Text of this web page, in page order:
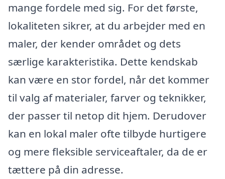
mange fordele med sig. For det første,
lokaliteten sikrer, at du arbejder med en
maler, der kender området og dets
særlige karakteristika. Dette kendskab
kan være en stor fordel, når det kommer
til valg af materialer, farver og teknikker,
der passer til netop dit hjem. Derudover
kan en lokal maler ofte tilbyde hurtigere
og mere fleksible serviceaftaler, da de er
tættere på din adresse.